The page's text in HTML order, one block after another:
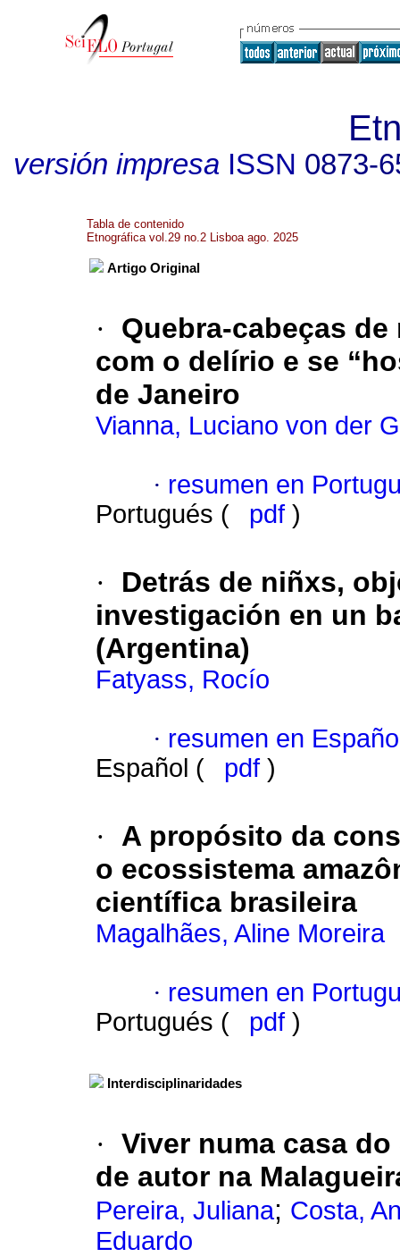
versión impresaISSN 0873-
Tabla de contenido
Etnográfica vol.29 no.2 Lisboa ago. 2025
Artigo Original
·
Quebra-cabeças
com o delírio e se
de Janeiro
Vianna, Luciano von der
· resumen en
Portugués (
pdf )
·
Detrás de niñxs,
investigación en un
(Argentina)
Fatyass, Rocío
· resumen en
Español (
pdf )
·
A propósito da
o ecossistema
científica brasileira
Magalhães, Aline Moreira
· resumen en
Portugués (
pdf )
Interdisciplinaridades
· Viver numa casa
de autor na
Pereira, Juliana; Costa,
Eduardo